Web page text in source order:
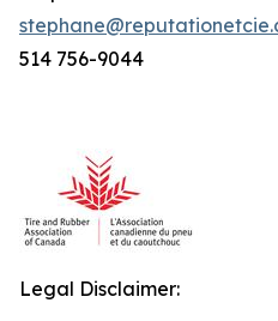
514 756-9044
Legal Disclaimer: